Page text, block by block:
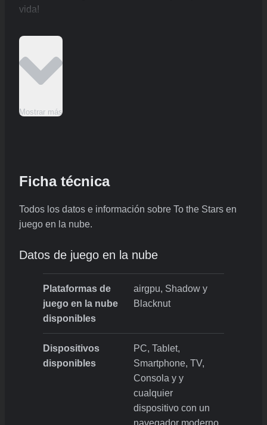
vida!
Mostrar más
Ficha técnica
Todos los datos e información sobre To the Stars en
juego en la nube.
Datos de juego en la nube
Plataformas de
juego en la nube
disponibles
airgpu, Shadow y
Blacknut
Dispositivos
disponibles
PC, Tablet,
Smartphone, TV,
Consola y y
cualquier
dispositivo con un